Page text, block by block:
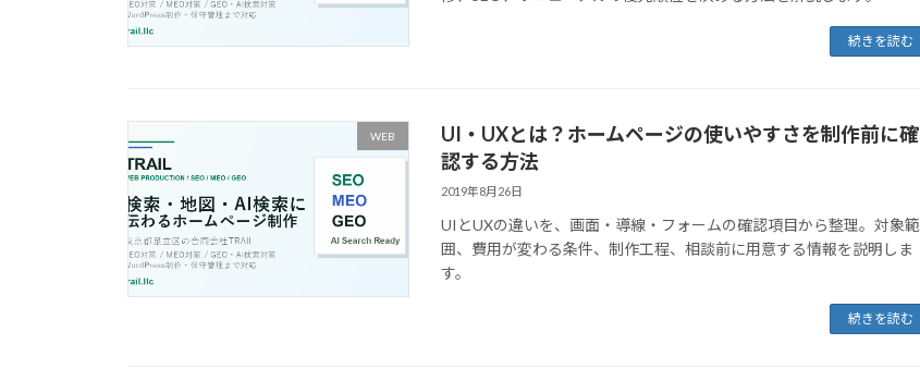
続きを読む
WEB
UI・UXとは？ホームページの使いやすさを制作前に確
認する方法
2019年8月26日
UIとUXの違いを、画面・導線・フォームの確認項目から整理。対象範
囲、費用が変わる条件、制作工程、相談前に用意する情報を説明しま
す。
続きを読む